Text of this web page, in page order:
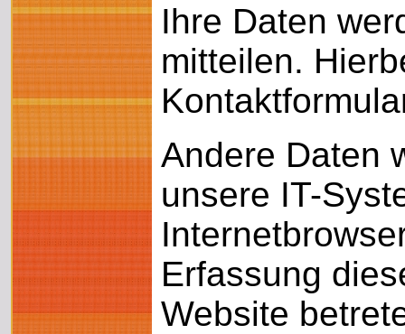
Ihre Daten
mitteilen.
Andere Daten
unsere IT-
Erfassung
Website